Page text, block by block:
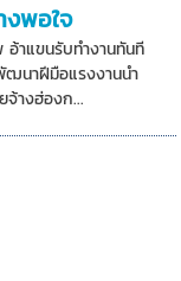
พอใจ
าแขนรับทำงานทันที
ฒนาฝีมือแรงงานนำ
างฮ่องก...